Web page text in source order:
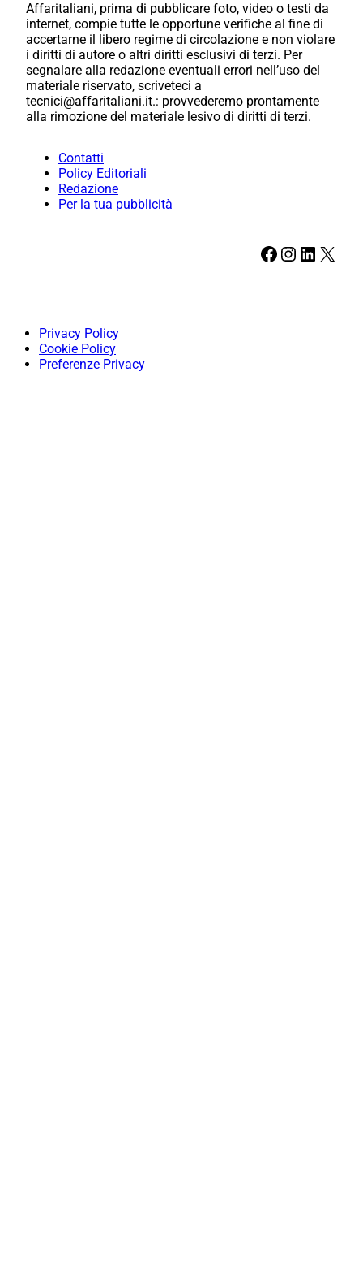
Affaritaliani, prima di pubblicare foto, video o testi da
internet, compie tutte le opportune verifiche al fine di
accertarne il libero regime di circolazione e non violare
i diritti di autore o altri diritti esclusivi di terzi. Per
segnalare alla redazione eventuali errori nell’uso del
materiale riservato, scriveteci a
tecnici@affaritaliani.it.: provvederemo prontamente
alla rimozione del materiale lesivo di diritti di terzi.
Contatti
Policy Editoriali
Redazione
Per la tua pubblicità
Facebook Instagram LinkedIn X
Privacy Policy
Cookie Policy
Preferenze Privacy